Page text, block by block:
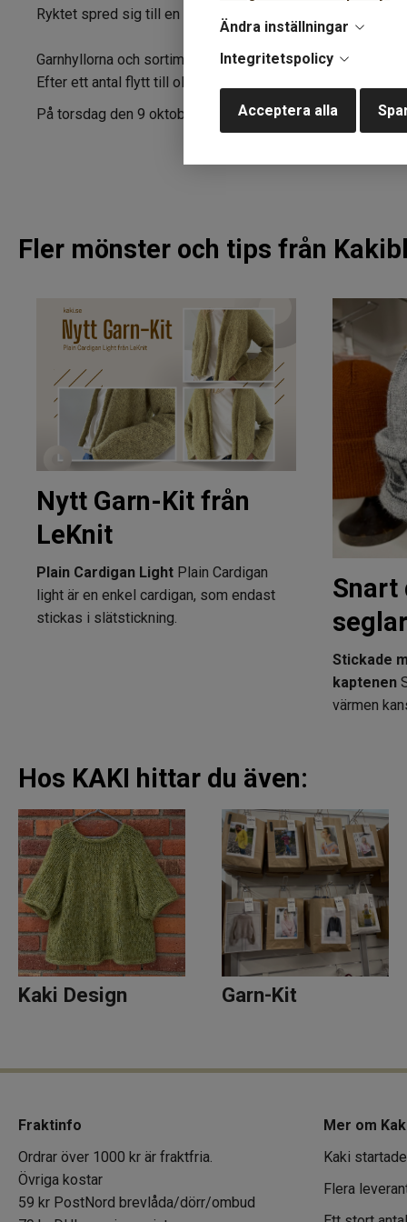
Ändra inställningar
Integritetspolicy
Acceptera alla
Ryktet spred sig till en butik i Åre och de första åren
Garnhyllorna och sortimentet fylldes på och snart behövde
Efter ett antal flytt till olika lokaler i Åre by så har KAKI
På torsdag den 9 oktober har vi lite extra festligt i både
Fler mönster och tips från
Nytt Garn-Kit från
LeKnit
Plain Cardigan Light Plain Cardigan
light är en enkel cardigan, som endast
stickas i slätstickning.
Snart
Stickade
kaptenen
värmen
Hos KAKI hittar du även:
Kaki Design Garn-Kit
Fraktinfo
Ordrar över 1000 kr är fraktfria.
Övriga kostar
59 kr PostNord brevlåda/dörr/ombud
Mer om
Kaki
Flera